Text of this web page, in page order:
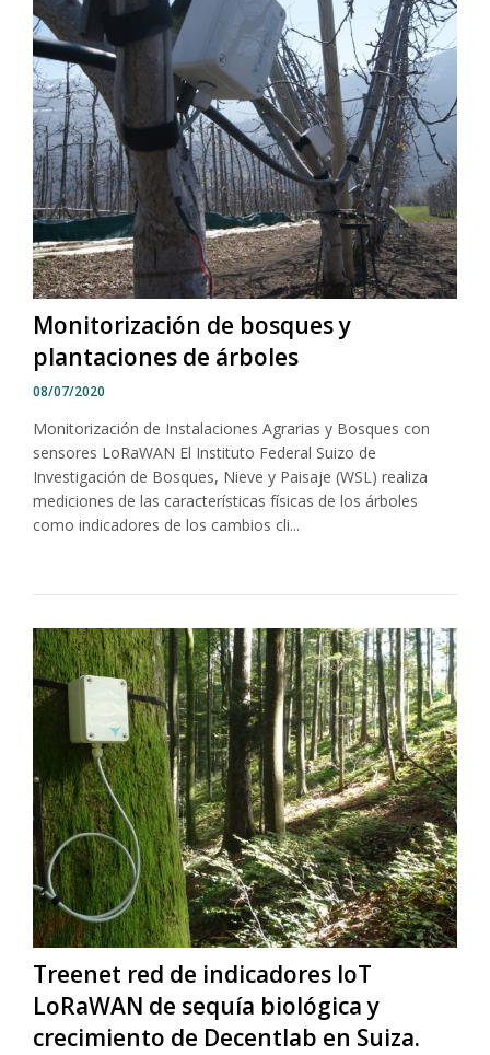
Monitorización de bosques y
plantaciones de árboles
08/07/2020
Monitorización de Instalaciones Agrarias y Bosques con
sensores LoRaWAN El Instituto Federal Suizo de
Investigación de Bosques, Nieve y Paisaje (WSL) realiza
mediciones de las características físicas de los árboles
como indicadores de los cambios cli...
Treenet red de indicadores IoT
LoRaWAN de sequía biológica y
crecimiento de Decentlab en Suiza.